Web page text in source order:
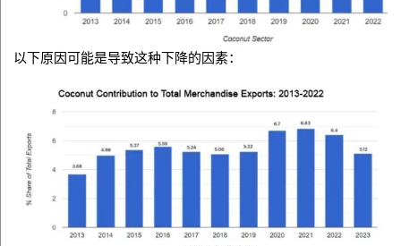
以下原因可能是导致这种下降的因素：